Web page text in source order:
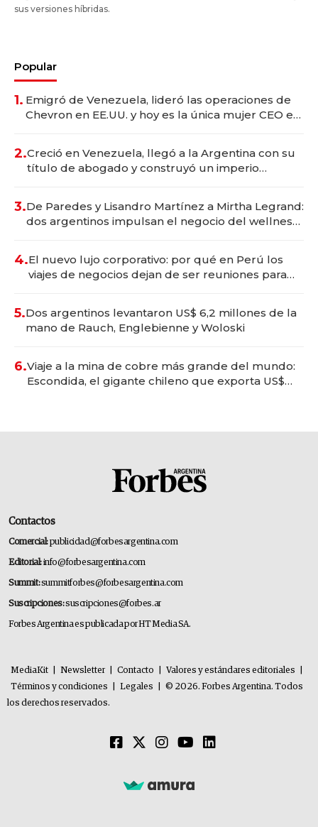
sus versiones híbridas.
Popular
1. Emigró de Venezuela, lideró las operaciones de
Chevron en EE.UU. y hoy es la única mujer CEO en
2.Creció en Venezuela, llegó a la Argentina con su
título de abogado y construyó un imperio
3.De Paredes y Lisandro Martínez a Mirtha Legrand:
dos argentinos impulsan el negocio del wellness
4.El nuevo lujo corporativo: por qué en Perú los
viajes de negocios dejan de ser reuniones para
5.Dos argentinos levantaron US$ 6,2 millones de la
mano de Rauch, Englebienne y Woloski
6.Viaje a la mina de cobre más grande del mundo:
Escondida, el gigante chileno que exporta US$
Contactos
Comercial:publicidad@forbesargentina.com
Editorial:info@forbesargentina.com
Summit:summitforbes@forbesargentina.com
Suscripciones:suscripciones@forbes.ar
Forbes Argentina es publicada por HT Media SA.
MediaKit Newsletter Contacto Valores y estándares editoriales
Términos y condiciones
Legales
© 2026. Forbes Argentina. Todos
los derechos reservados.